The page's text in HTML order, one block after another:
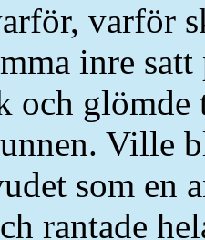
varför
inre
och glömde
Ville
som en
rantade